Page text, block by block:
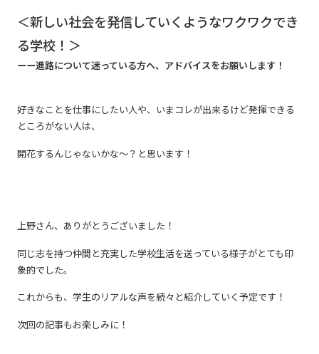
＜新しい社会を発信していくようなワクワクでき
る学校！＞
ーー進路について迷っている方へ、アドバイスをお願いします！
好きなことを仕事にしたい人や、いまコレが出来るけど発揮できる
ところがない人は、
開花するんじゃないかな～？と思います！
上野さん、ありがとうございました！
同じ志を持つ仲間と充実した学校生活を送っている様子がとても印
象的でした。
これからも、学生のリアルな声を続々と紹介していく予定です！
次回の記事もお楽しみに！